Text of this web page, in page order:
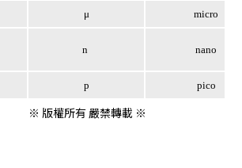
μ micro
n nano
p pico
※ 版權所有 嚴禁轉載 ※